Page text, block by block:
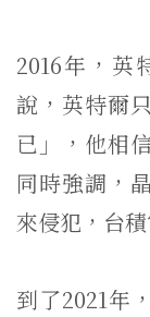
2016年，英
說，英特爾
已」，他相
同時強調，
來侵犯，台
到了2021年